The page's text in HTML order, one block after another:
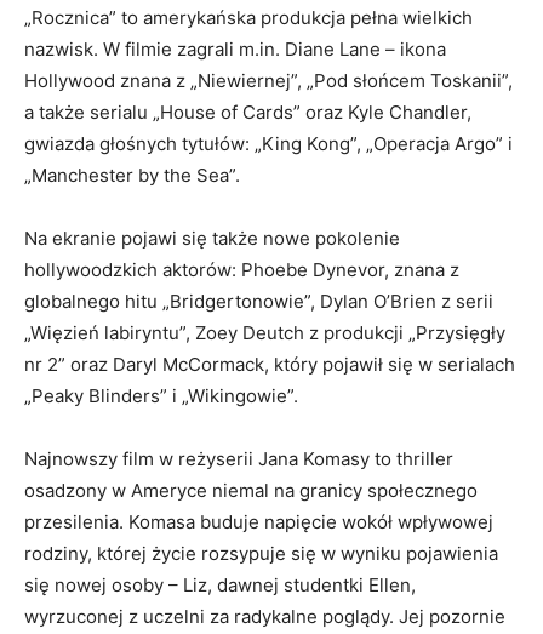
„Rocznica” to amerykańska produkcja pełna wielkich
nazwisk. W filmie zagrali m.in. Diane Lane – ikona
Hollywood znana z „Niewiernej”, „Pod słońcem Toskanii”,
a także serialu „House of Cards” oraz Kyle Chandler,
gwiazda głośnych tytułów: „King Kong”, „Operacja Argo” i
„Manchester by the Sea”.
Na ekranie pojawi się także nowe pokolenie
hollywoodzkich aktorów: Phoebe Dynevor, znana z
globalnego hitu „Bridgertonowie”, Dylan O’Brien z serii
„Więzień labiryntu”, Zoey Deutch z produkcji „Przysięgły
nr 2” oraz Daryl McCormack, który pojawił się w serialach
„Peaky Blinders” i „Wikingowie”.
Najnowszy film w reżyserii Jana Komasy to thriller
osadzony w Ameryce niemal na granicy społecznego
przesilenia. Komasa buduje napięcie wokół wpływowej
rodziny, której życie rozsypuje się w wyniku pojawienia
się nowej osoby – Liz, dawnej studentki Ellen,
wyrzuconej z uczelni za radykalne poglądy. Jej pozornie